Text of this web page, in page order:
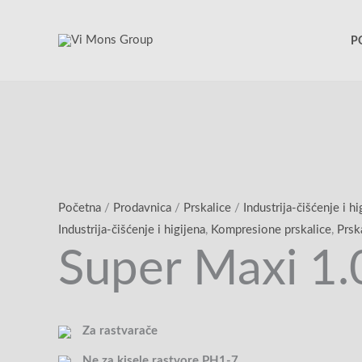
Početna / Prodavnica / Prskalice / Industrija-čišćenje i
Industrija-čišćenje i higijena, Kompresione prskalice,
Super Maxi
Za rastvarače